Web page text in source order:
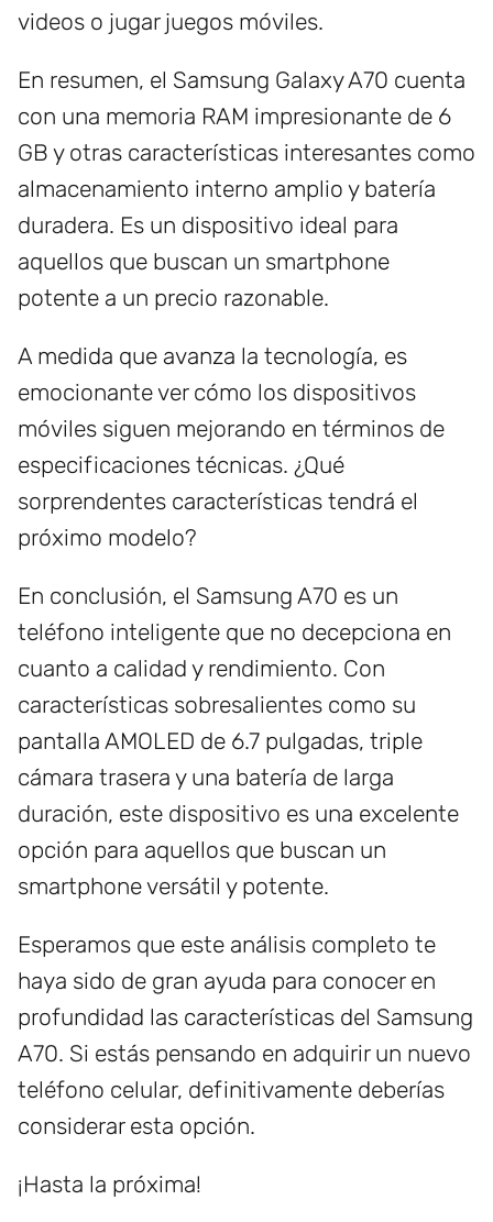
videos o jugar juegos móviles.
En resumen, el Samsung Galaxy A70 cuenta
con una memoria RAM impresionante de 6
GB y otras características interesantes como
almacenamiento interno amplio y batería
duradera. Es un dispositivo ideal para
aquellos que buscan un smartphone
potente a un precio razonable.
A medida que avanza la tecnología, es
emocionante ver cómo los dispositivos
móviles siguen mejorando en términos de
especificaciones técnicas. ¿Qué
sorprendentes características tendrá el
próximo modelo?
En conclusión, el Samsung A70 es un
teléfono inteligente que no decepciona en
cuanto a calidad y rendimiento. Con
características sobresalientes como su
pantalla AMOLED de 6.7 pulgadas, triple
cámara trasera y una batería de larga
duración, este dispositivo es una excelente
opción para aquellos que buscan un
smartphone versátil y potente.
Esperamos que este análisis completo te
haya sido de gran ayuda para conocer en
profundidad las características del Samsung
A70. Si estás pensando en adquirir un nuevo
teléfono celular, definitivamente deberías
considerar esta opción.
¡Hasta la próxima!